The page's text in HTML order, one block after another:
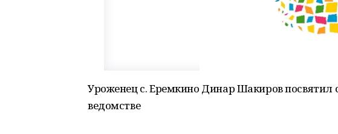
Уроженец с. Еремкино Динар Шакиров посвятил
ведомстве